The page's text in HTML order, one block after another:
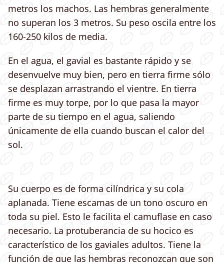
metros los machos. Las hembras generalmente
no superan los 3 metros. Su peso oscila entre los
160-250 kilos de media.
En el agua, el gavial es bastante rápido y se
desenvuelve muy bien, pero en tierra firme sólo
se desplazan arrastrando el vientre. En tierra
firme es muy torpe, por lo que pasa la mayor
parte de su tiempo en el agua, saliendo
únicamente de ella cuando buscan el calor del
sol.
Su cuerpo es de forma cilíndrica y su cola
aplanada. Tiene escamas de un tono oscuro en
toda su piel. Esto le facilita el camuflase en caso
necesario. La protuberancia de su hocico es
característico de los gaviales adultos. Tiene la
función de que las hembras reconozcan que son